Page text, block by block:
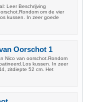
Leer Beschrijving
om de vier
kussen. In zeer goede
Oorschot 1
Nico van oorschot.Rondom
kussen. In zeer
zitdiepte 52 cm. Het